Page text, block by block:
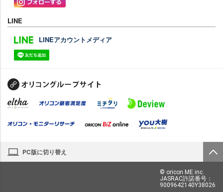
LINE
LINEアカウントメディア
PC版に切り替え
© oricon ME inc.
JASRAC許諾番号：
9009642140Y38026